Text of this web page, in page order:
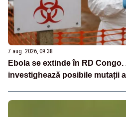
7 aug. 2026, 09:38
Ebola se extinde în RD
investighează posibile mutații